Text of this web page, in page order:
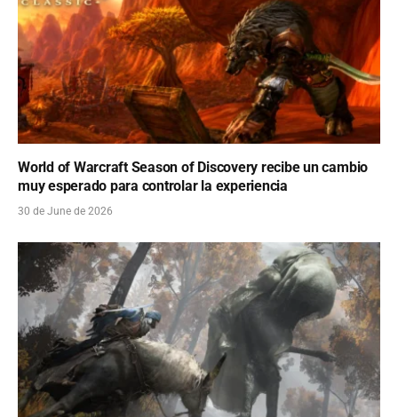
World of Warcraft Season of Discovery recibe un cambio
muy esperado para controlar la experiencia
30 de June de 2026